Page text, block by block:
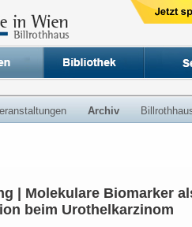
Archiv
| Molekulare Biomarker
beim Urothelkarzinom